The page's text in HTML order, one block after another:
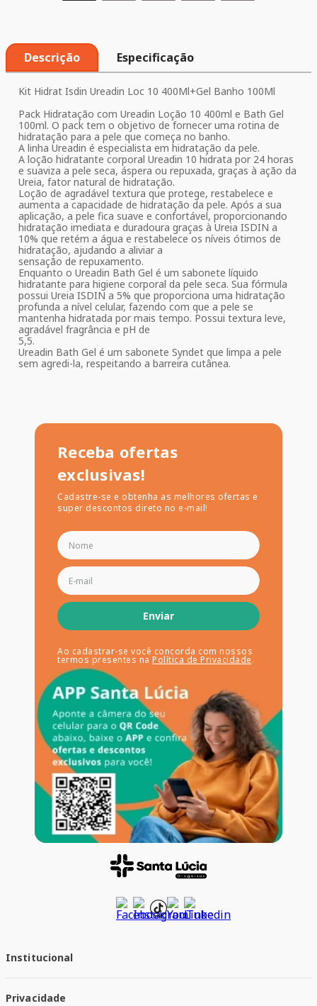
Descrição Especificação
Kit Hidrat Isdin Ureadin Loc 10 400Ml+Gel Banho 100Ml
Pack Hidratação com Ureadin Loção 10 400ml e Bath Gel
100ml. O pack tem o objetivo de fornecer uma rotina de
hidratação para a pele que começa no banho.
A linha Ureadin é especialista em hidratação da pele.
A loção hidratante corporal Ureadin 10 hidrata por 24 horas
e suaviza a pele seca, áspera ou repuxada, graças à ação da
Ureia, fator natural de hidratação.
Loção de agradável textura que protege, restabelece e
aumenta a capacidade de hidratação da pele. Após a sua
aplicação, a pele fica suave e confortável, proporcionando
hidratação imediata e duradoura graças à Ureia ISDIN a
10% que retém a água e restabelece os níveis ótimos de
hidratação, ajudando a aliviar a
sensação de repuxamento.
Enquanto o Ureadin Bath Gel é um sabonete líquido
hidratante para higiene corporal da pele seca. Sua fórmula
possui Ureia ISDIN a 5% que proporciona uma hidratação
profunda a nível celular, fazendo com que a pele se
mantenha hidratada por mais tempo. Possui textura leve,
agradável fragrância e pH de
5,5.
Ureadin Bath Gel é um sabonete Syndet que limpa a pele
sem agredi-la, respeitando a barreira cutânea.
Receba ofertas
exclusivas!
Cadastre-se e obtenha as melhores ofertas e
super descontos direto no e-mail!
Enviar
Ao cadastrar-se você concorda com nossos
termos presentes na Política de Privacidade.
Institucional
Trabalhe conosco
Privacidade